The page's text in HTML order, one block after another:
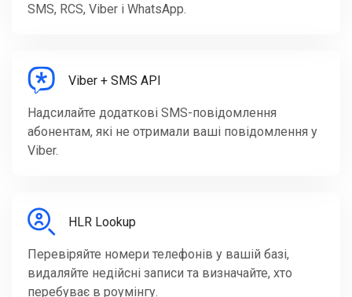
SMS, RCS, Viber і WhatsApp.
Viber + SMS API
Надсилайте додаткові SMS-повідомлення
абонентам, які не отримали ваші повідомлення у
Viber.
HLR Lookup
Перевіряйте номери телефонів у вашій базі,
видаляйте недійсні записи та визначайте, хто
перебуває в роумінгу.